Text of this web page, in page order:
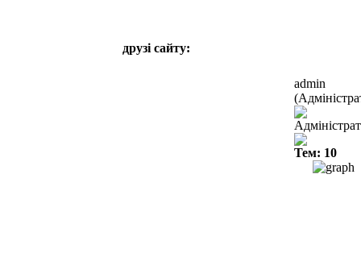
друзі сайту:
admin
Тем: 10